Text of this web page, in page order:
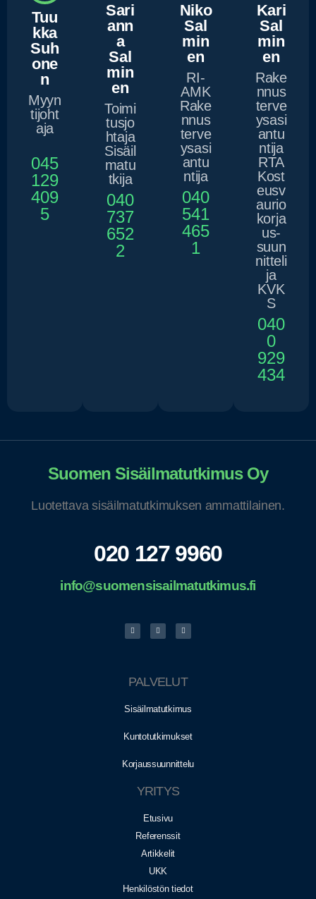
Tuu
kka
Suh
one
n
Myyn
tijoht
aja
045
129
409
5
Sari
ann
a
Sal
min
en
Toimi
tusjo
htaja
Sisäil
matu
tkija
040
737
652
2
Niko
Sal
min
en
RI-
AMK
Rake
nnus
terve
ysasi
antu
ntija
040
541
465
1
Kari
Sal
min
en
Rake
nnus
terve
ysasi
antu
ntija
RTA
Kost
eusv
aurio
korja
us-
suun
nitteli
ja
KVK
S
040
0
929
434
Suomen Sisäilmatutkimus Oy
Luotettava sisäilmatutkimuksen ammattilainen.
020 127 9960
info@suomensisailmatutkimus.fi
PALVELUT
Sisäilmatutkimus
Kuntotutkimukset
Korjaussuunnittelu
YRITYS
Etusivu
Referenssit
Artikkelit
UKK
Henkilöstön tiedot